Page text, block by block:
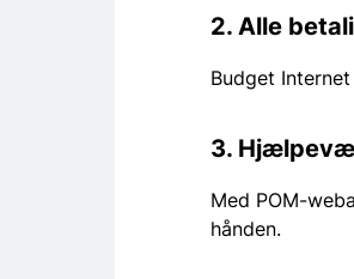
2. Alle
Budget
3.
Med POM-
hånden.